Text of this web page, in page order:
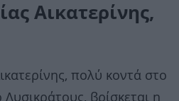
Αικατερίνης,
πολύ κοντά στο
βρίσκεται η